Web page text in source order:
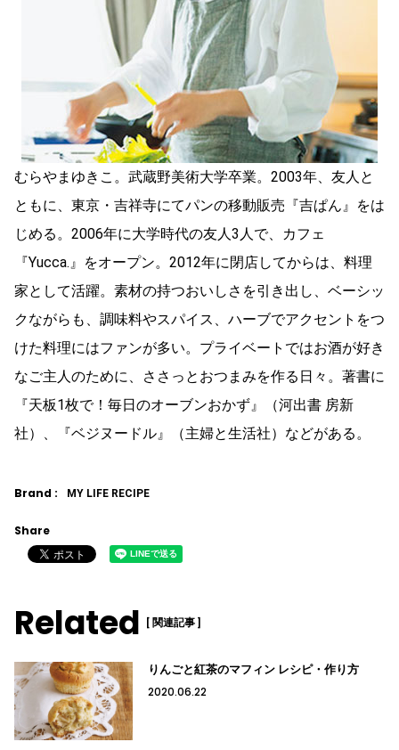
むらやまゆきこ。武蔵野美術大学卒業。2003年、友人と
ともに、東京・吉祥寺にてパンの移動販売『吉ぱん』をは
じめる。2006年に大学時代の友人3人で、カフェ
『Yucca.』をオープン。2012年に閉店してからは、料理
家として活躍。素材の持つおいしさを引き出し、ベーシッ
クながらも、調味料やスパイス、ハーブでアクセントをつ
けた料理にはファンが多い。プライベートではお酒が好き
なご主人のために、ささっとおつまみを作る日々。著書に
『天板1枚で！毎日のオーブンおかず』（河出書 房新
社）、『ベジヌードル』（主婦と生活社）などがある。
Brand : MY LIFE RECIPE
Share
Related [ 関連記事 ]
りんごと紅茶のマフィン レシピ・作り方
2020.06.22